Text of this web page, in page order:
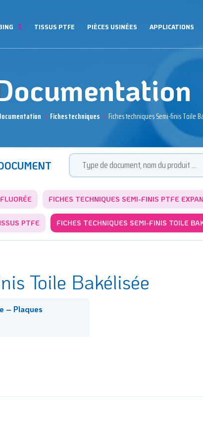
TISSUS PTFE PIÈCES USINÉES APPLICATIONS
Fiches techniques Fiches techniques Semi-finis Toile
FICHES TECHNIQUES SEMI-FINIS PTFE
PTFE FICHES TECHNIQUES SEMI-FINIS TOILE
Toile Bakélisée
– Plaques